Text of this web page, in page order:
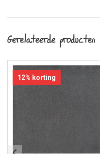
Gerelateerde producten
12% korting